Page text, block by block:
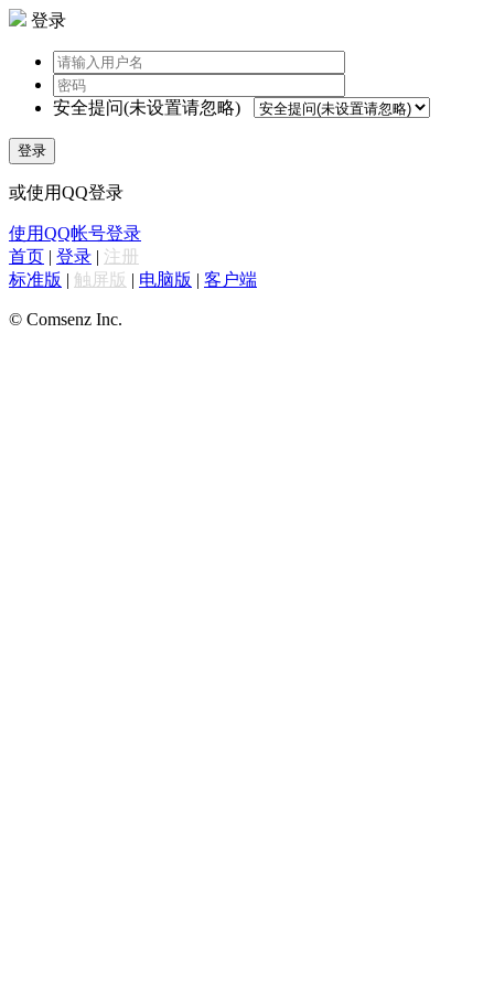
登录
安全提问(未设置请忽略)
登录
或使用QQ登录
使用QQ帐号登录
首页 | 登录 | 注册
标准版 | 触屏版 | 电脑版 | 客户端
© Comsenz Inc.